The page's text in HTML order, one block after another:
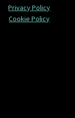
Privacy Policy
Cookie Policy